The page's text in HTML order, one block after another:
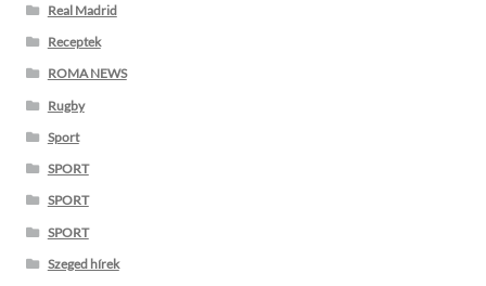
Real Madrid
Receptek
ROMA NEWS
Rugby
Sport
SPORT
SPORT
SPORT
Szeged hírek